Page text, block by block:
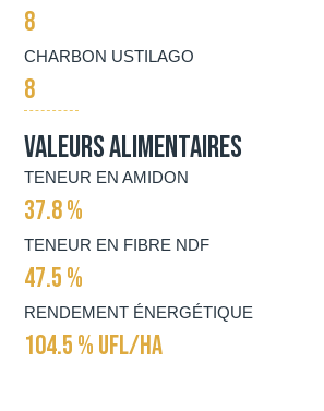
8
CHARBON USTILAGO
8
Valeurs alimentaires
TENEUR EN AMIDON
37.8 %
TENEUR EN FIBRE NDF
47.5 %
RENDEMENT ÉNERGÉTIQUE
104.5 % UFL/HA